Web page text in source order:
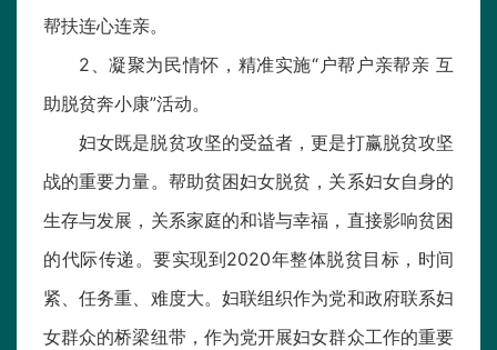
帮扶连心连亲。
2、凝聚为民情怀，精准实施“户帮户亲帮亲 互
助脱贫奔小康”活动。
妇女既是脱贫攻坚的受益者，更是打赢脱贫攻坚
战的重要力量。帮助贫困妇女脱贫，关系妇女自身的
生存与发展，关系家庭的和谐与幸福，直接影响贫困
的代际传递。要实现到2020年整体脱贫目标，时间
紧、任务重、难度大。妇联组织作为党和政府联系妇
女群众的桥梁纽带，作为党开展妇女群众工作的重要